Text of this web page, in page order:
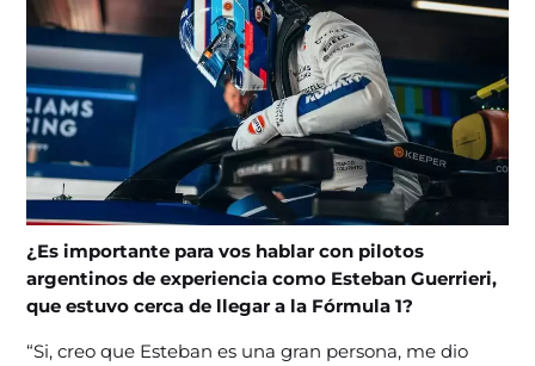
¿Es importante para vos hablar con pilotos
argentinos de experiencia como Esteban Guerrieri,
que estuvo cerca de llegar a la Fórmula 1?
“Si, creo que Esteban es una gran persona, me dio